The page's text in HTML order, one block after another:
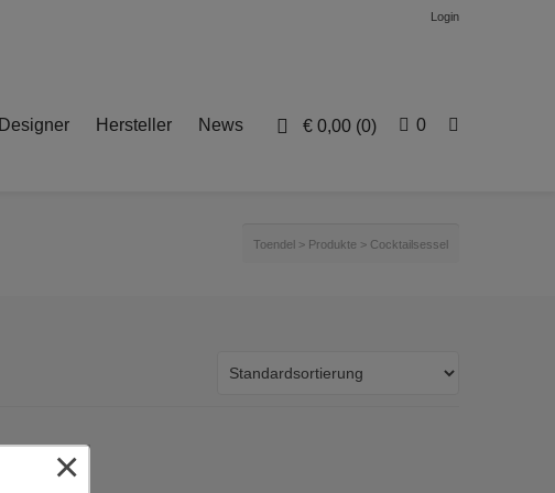
Login
€ 0,00 (0) 0
Designer Hersteller News
Toendel > Produkte > Cocktailsessel
×